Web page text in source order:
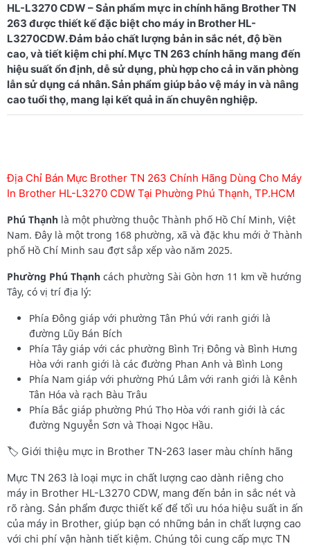
HL-L3270 CDW – Sản phẩm mực in chính hãng Brother TN
263 được thiết kế đặc biệt cho máy in Brother HL-
L3270CDW. Đảm bảo chất lượng bản in sắc nét, độ bền
cao, và tiết kiệm chi phí. Mực TN 263 chính hãng mang đến
hiệu suất ổn định, dễ sử dụng, phù hợp cho cả in văn phòng
lẫn sử dụng cá nhân. Sản phẩm giúp bảo vệ máy in và nâng
Địa Chỉ Bán Mực Brother TN 263 Chính Hãng Dùng Cho Máy
In Brother HL-L3270 CDW Tại Phường Phú Thạnh, TP.HCM
Phú Thạnh là một phường thuộc Thành phố Hồ Chí Minh, Việt
Nam. Đây là một trong 168 phường, xã và đặc khu mới ở Thành
phố Hồ Chí Minh sau đợt sắp xếp vào năm 2025.
Phường Phú Thạnh cách phường Sài Gòn hơn 11 km về hướng
Tây, có vị trí địa lý:
Phía Đông giáp với phường Tân Phú với ranh giới là
đường Lũy Bán Bích
Phía Tây giáp với các phường Bình Trị Đông và Bình Hưng
Hòa với ranh giới là các đường Phan Anh và Bình Long
Phía Nam giáp với phường Phú Lâm với ranh giới là Kênh
Tân Hóa và rạch Bàu Trâu
Phía Bắc giáp phường Phú Thọ Hòa với ranh giới là các
đường Nguyễn Sơn và Thoại Ngọc Hầu.
🏷️ Giới thiệu mực in Brother TN-263 laser màu chính hãng
Mực TN 263 là loại mực in chất lượng cao dành riêng cho
máy in Brother HL-L3270 CDW, mang đến bản in sắc nét và
rõ ràng. Sản phẩm được thiết kế để tối ưu hóa hiệu suất in ấn
của máy in Brother, giúp bạn có những bản in chất lượng cao
với chi phí vận hành tiết kiệm. Chúng tôi cung cấp mực TN